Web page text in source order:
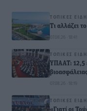
ΤΟΠΙΚΈΣ
Τι αλλάζει
07.08.26 · 18:41
ΤΟΠΙΚΈΣ
ΥΠΑΑΤ: 12,5
07.08.26 · 18:19
ΤΟΠΙΚΈΣ